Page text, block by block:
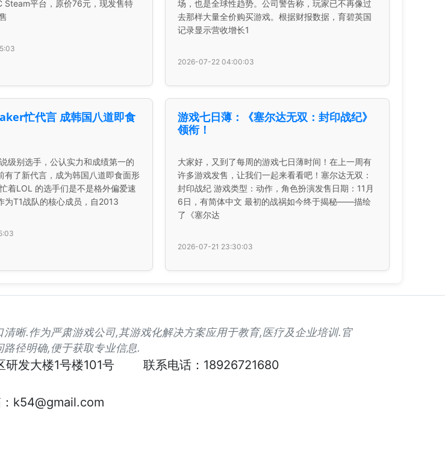
Steam平台，原价76元，现发售特
场，也是全球性趋势。公司警告称，玩家已不再像过
去那样大量全价购买游戏。根据财报数据，育碧英国
记录显示营收增长1
2026-07-22 04:00:03
忙代言 成韩国八道即食
级别选手，公认实力和成绩第一的
有了新代言，成为韩国八道即食面形
着LOL 的选手们是不是格外偏爱速
为T1战队的核心成员，自2013
游戏七日薄：《塞尔达无双：封印战纪》
领衔！
大家好，又到了每周的游戏七日薄时间！在上一周有
许多游戏发售，让我们一起来看看吧！塞尔达无双：
封印战纪 游戏类型：动作，角色扮演发售日期：11月
6日，有简体中文 最初的战祸如今终于揭秘——描绘
了《塞尔达
2026-07-21 23:30:03
晰.作为严肃游戏公司,其游戏化解决方案应用于教育,医疗及企业培训.官
路径明确,便于获取专业信息.
发大楼1号楼101号 联系电话：18926721680
k54@gmail.com